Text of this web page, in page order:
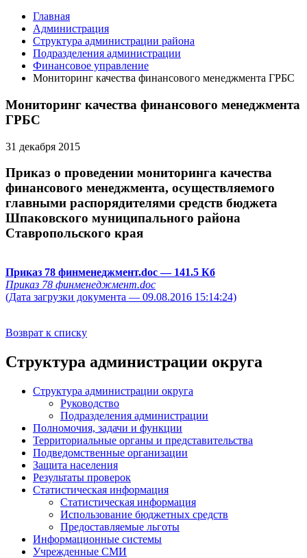
Главная
Администрация
Структура администрации района
Подразделения администрации
Финансовое управление
Мониторинг качества финансового менеджмента ГРБС
Мониторинг качества финансового менеджмента
ГРБС
31 декабря 2015
Приказ о проведении мониторинга качества
финансового менеджмента, осуществляемого
главными распорядителями средств бюджета
Шпаковского муниципального района
Ставропольского края
Приказ 78 финменеджмент.doc— 141.5 Кб
Приказ 78 финменеджмент.doc
(Дата загрузки документа — 09.08.2016 15:14:24)
Возврат к списку
Структура администрации округа
Структура администрации округа
Руководство
Подразделения администрации
Полномочия, задачи и функции
Территориальные органы и представительства
Подведомственные организации
Защита населения
Результаты проверок
Статистическая информация
Статистическая информация
Использование бюджетных средств
Предоставляемые льготы
Информационные системы
Учрежденные СМИ